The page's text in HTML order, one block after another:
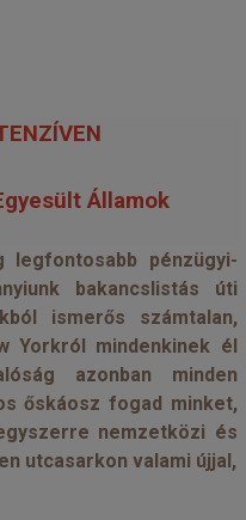
Államok
pénzügyi-
bakancslistás úti
ismerős számtalan,
Yorkról mindenkinek él
azonban minden
őskáosz fogad minket,
nemzetközi és
utcasarkon valami újjal,